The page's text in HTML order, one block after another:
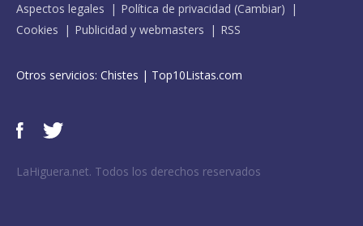
Aspectos legales
Política de privacidad (Cambiar)
Cookies
Publicidad y webmasters RSS
Otros servicios: Chistes | Top10Listas.com
LaHiguera.net. Todos los derechos reservados